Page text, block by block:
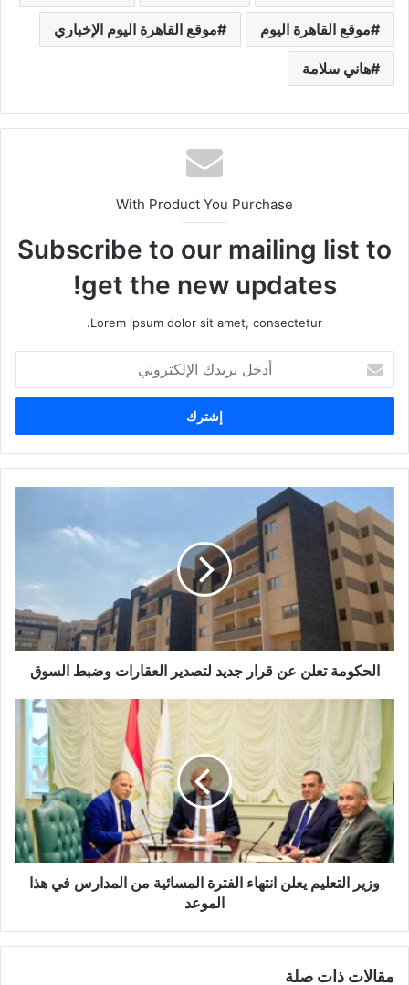
موقع القاهرة اليوم موقع القاهرة اليوم الإخباري
هاني سلامة
With Product You Purchase
Subscribe to our mailing list to
get the new updates!
Lorem ipsum dolor sit amet, consectetur.
خ
ب
ر
ك
ا
إ
ك
ت
ر
الحكومة تعلن عن قرار جديد لتصدير العقارات وضبط السوق
وزير التعليم يعلن انتهاء الفترة المسائية من المدارس في هذا
الموعد
مقالات ذات صلة